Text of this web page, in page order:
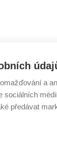
a
sociálních
předávat